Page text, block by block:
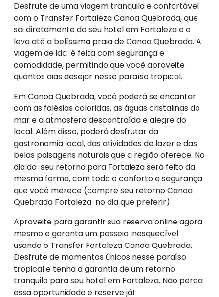
Desfrute de uma viagem tranquila e confortável
com o Transfer Fortaleza Canoa Quebrada, que
sai diretamente do seu hotel em Fortaleza e o
leva até a belíssima praia de Canoa Quebrada. A
viagem de ida é feita com segurança e
comodidade, permitindo que você aproveite
quantos dias desejar nesse paraíso tropical.
Em Canoa Quebrada, você poderá se encantar
com as falésias coloridas, as águas cristalinas do
mar e a atmosfera descontraída e alegre do
local. Além disso, poderá desfrutar da
gastronomia local, das atividades de lazer e das
belas paisagens naturais que a região oferece. No
dia do seu retorno para Fortaleza será feito da
mesma forma, com todo o conforto e segurança
que você merece (compre seu retorno Canoa
Quebrada Fortaleza no dia que preferir)
Aproveite para garantir sua reserva online agora
mesmo e garanta um passeio inesquecível
usando o Transfer Fortaleza Canoa Quebrada.
Desfrute de momentos únicos nesse paraíso
tropical e tenha a garantia de um retorno
tranquilo para seu hotel em Fortaleza. Não perca
essa oportunidade e reserve já!